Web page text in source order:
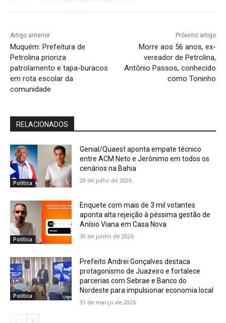
Artigo anterior
Muquém: Prefeitura de
Petrolina prioriza
patrolamento e tapa-buracos
em rota escolar da
comunidade
Próximo artigo
Morre aos 56 anos, ex-
vereador de Petrolina,
Antônio Passos, conhecido
como Toninho
RELACIONADOS
Política
Genial/Quaest aponta empate técnico
entre ACM Neto e Jerônimo em todos os
cenários na Bahia
29 de julho de 2026
Política
Enquete com mais de 3 mil votantes
aponta alta rejeição à péssima gestão de
Anísio Viana em Casa Nova
30 de junho de 2026
Política
Prefeito Andrei Gonçalves destaca
protagonismo de Juazeiro e fortalece
parcerias com Sebrae e Banco do
Nordeste para impulsionar economia local
31 de março de 2026